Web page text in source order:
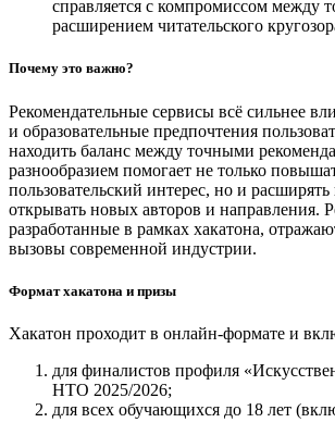
справляется с компромиссом между
расширением читательского
Почему это важно?
Рекомендательные сервисы всё сильнее
и образовательные предпочтения
находить баланс между точными
разнообразием помогает не только
пользовательский интерес, но и расширять
открывать новых авторов и направления.
разработанные в рамках хакатона,
вызовы современной индустрии.
Формат хакатона и призы
Хакатон проходит в онлайн-формате и
для финалистов профиля
НТО 2025/2026;
для всех обучающихся до 18 лет